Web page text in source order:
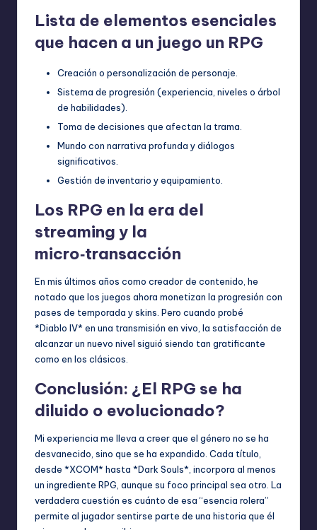
Lista de elementos esenciales
que hacen a un juego un RPG
Creación o personalización de personaje.
Sistema de progresión (experiencia, niveles o árbol
de habilidades).
Toma de decisiones que afectan la trama.
Mundo con narrativa profunda y diálogos
significativos.
Gestión de inventario y equipamiento.
Los RPG en la era del
streaming y la
micro‑transacción
En mis últimos años como creador de contenido, he
notado que los juegos ahora monetizan la progresión con
pases de temporada y skins. Pero cuando probé
*Diablo IV* en una transmisión en vivo, la satisfacción de
alcanzar un nuevo nivel siguió siendo tan gratificante
como en los clásicos.
Conclusión: ¿El RPG se ha
diluido o evolucionado?
Mi experiencia me lleva a creer que el género no se ha
desvanecido, sino que se ha expandido. Cada título,
desde *XCOM* hasta *Dark Souls*, incorpora al menos
un ingrediente RPG, aunque su foco principal sea otro. La
verdadera cuestión es cuánto de esa “esencia rolera”
permite al jugador sentirse parte de una historia que él